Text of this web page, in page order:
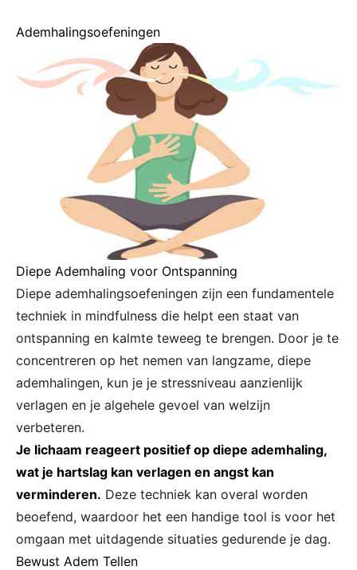
Ademhalingsoefeningen
Diepe Ademhaling voor Ontspanning
Diepe ademhalingsoefeningen zijn een fundamentele
techniek in mindfulness die helpt een staat van
ontspanning en kalmte teweeg te brengen. Door je te
concentreren op het nemen van langzame, diepe
ademhalingen, kun je je stressniveau aanzienlijk
verlagen en je algehele gevoel van welzijn
verbeteren.
Je lichaam reageert positief op diepe ademhaling,
wat je hartslag kan verlagen en angst kan
verminderen. Deze techniek kan overal worden
beoefend, waardoor het een handige tool is voor het
omgaan met uitdagende situaties gedurende je dag.
Bewust Adem Tellen